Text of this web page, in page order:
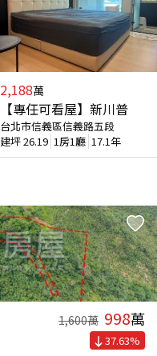
2,188萬
【專任可看屋】新川普
台北市信義區信義路五段
建坪26.19 1房1廳 17.1年
1,600萬 998萬
37.63%